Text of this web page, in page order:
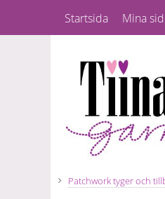
Startsida Mina
Patchwork tyger och